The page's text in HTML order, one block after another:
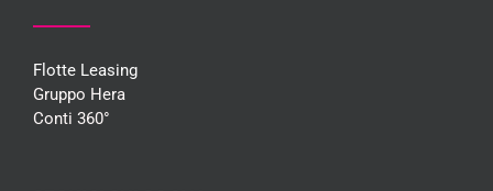
Flotte Leasing
Gruppo Hera
Conti 360°